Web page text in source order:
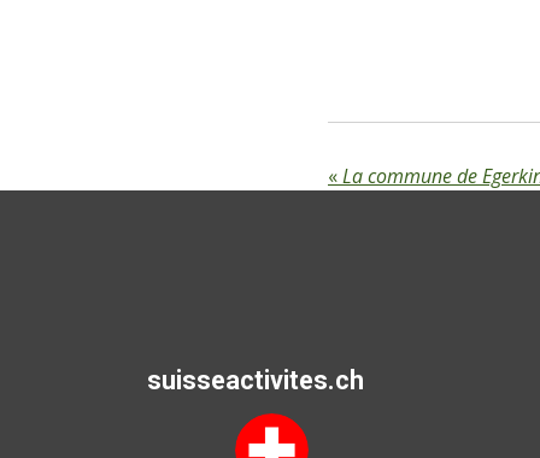
«La commune de
suisseactivites.ch